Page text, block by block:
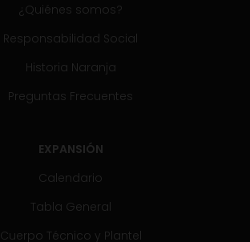
¿Quiénes somos?
Responsabilidad Social
Historia Naranja
Preguntas Frecuentes
EXPANSIÓN
Calendario
Tabla General
Cuerpo Técnico y Plantel